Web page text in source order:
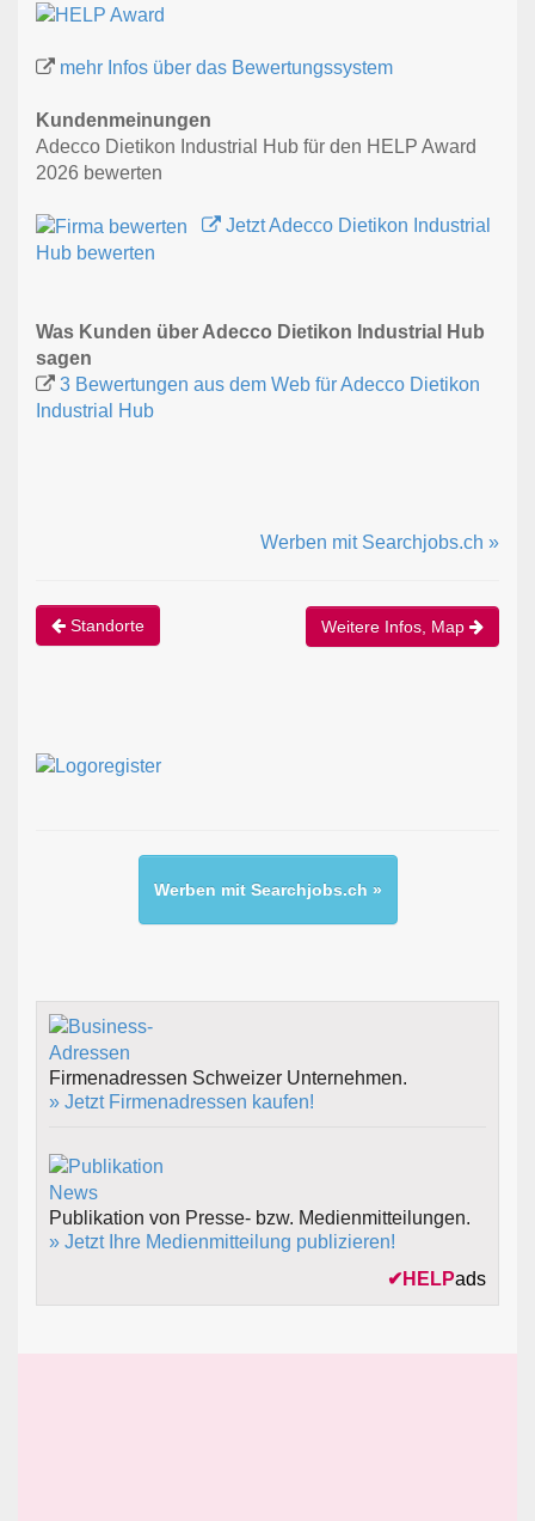
mehr Infos über das Bewertungssystem
Kundenmeinungen
Adecco Dietikon Industrial Hub für den HELP Award
2026 bewerten
Jetzt Adecco Dietikon Industrial
Hub bewerten
Was Kunden über Adecco Dietikon Industrial Hub
sagen
3 Bewertungen aus dem Web für Adecco Dietikon
Industrial Hub
Werben mit Searchjobs.ch »
Standorte Weitere Infos, Map
Werben mit Searchjobs.ch »
Firmenadressen Schweizer Unternehmen.
» Jetzt Firmenadressen kaufen!
Publikation von Presse- bzw. Medienmitteilungen.
» Jetzt Ihre Medienmitteilung publizieren!
✔ HELPads